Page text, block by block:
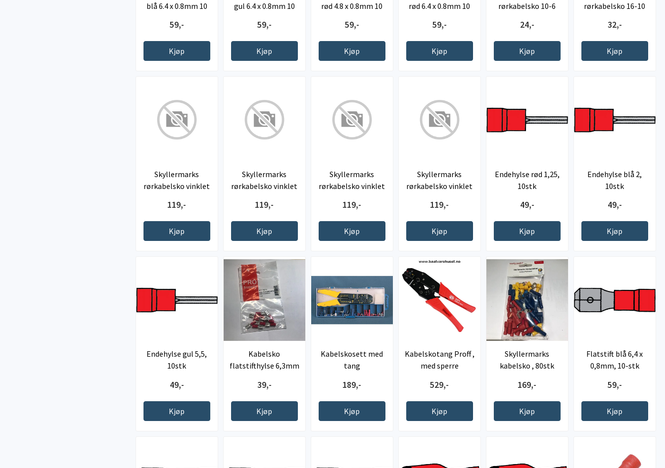
blå 6.4 x 0.8mm 10
59,-
Kjøp
gul 6.4 x 0.8mm 10
59,-
Kjøp
rød 4.8 x 0.8mm 10
59,-
Kjøp
rød 6.4 x 0.8mm 10
59,-
Kjøp
rørkabelsko 10-6
24,-
Kjøp
rørkabelsko 16-10
32,-
Kjøp
Skyllermarks
rørkabelsko vinklet
119,-
Kjøp
Skyllermarks
rørkabelsko vinklet
119,-
Kjøp
Skyllermarks
rørkabelsko vinklet
119,-
Kjøp
Skyllermarks
rørkabelsko vinklet
119,-
Kjøp
Endehylse rød 1,25,
10stk
49,-
Kjøp
Endehylse blå 2,
10stk
49,-
Kjøp
Endehylse gul 5,5,
10stk
49,-
Kjøp
Kabelsko
flatstifthylse 6,3mm
39,-
Kjøp
Kabelskosett med
tang
189,-
Kjøp
Kabelskotang Proff ,
med sperre
529,-
Kjøp
Skyllermarks
kabelsko , 80stk
169,-
Kjøp
Flatstift blå 6,4 x
0,8mm, 10-stk
59,-
Kjøp